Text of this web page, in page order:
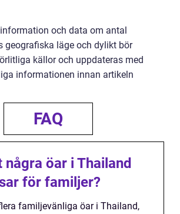
och data om antal
geografiska läge och dylikt bör
källor och uppdateras med
informationen innan artikeln
FAQ
några öar i Thailand
för familjer?
familjevänliga öar i Thailand,